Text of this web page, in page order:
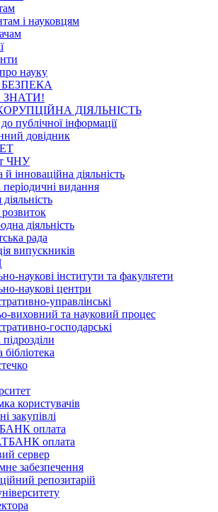
і науковцям
науку
ЗНАТИ!
ДІЯЛЬНІСТЬ
публічної інформації
довідник
ЧНУ
й інноваційна діяльність
періодичні видання
діяльність
рада
випускників
наукові інститути та факультети
наукові центри
управлінські
виховний та науковий процес
господарські
користувачів
закупівлі
оплата
оплата
сервер
забезпечення
репозитарій